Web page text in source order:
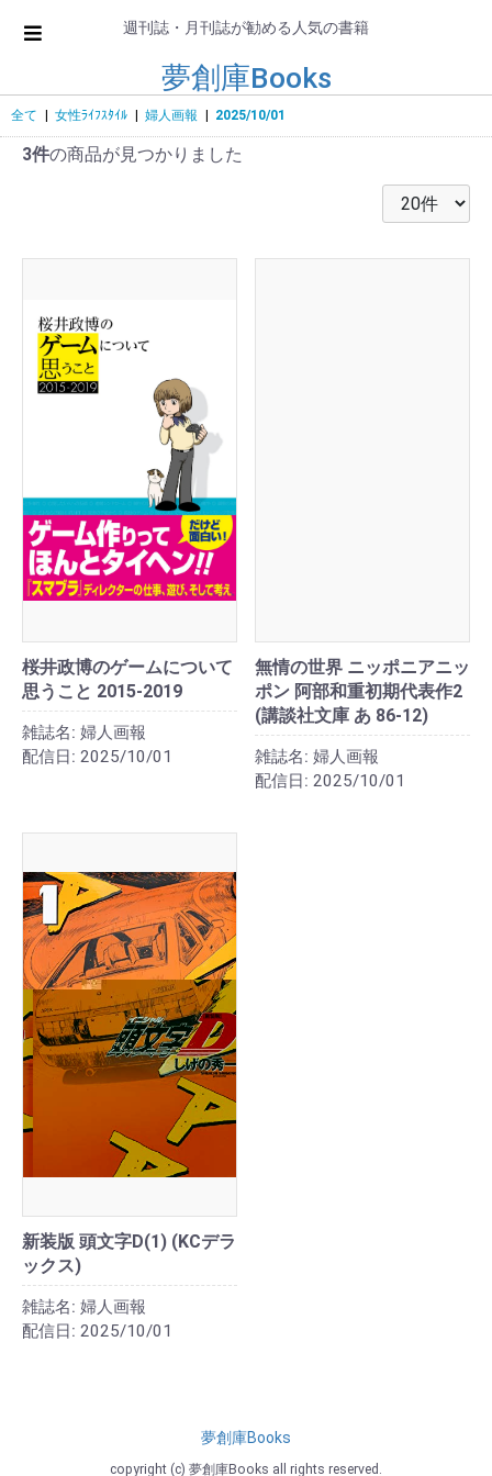
週刊誌・月刊誌が勧める人気の書籍
夢創庫Books
全て 女性ﾗｲﾌｽﾀｲﾙ 婦人画報 2025/10/01
3件の商品が見つかりました
桜井政博のゲームについて
思うこと 2015-2019
雑誌名: 婦人画報
配信日: 2025/10/01
無情の世界 ニッポニアニッ
ポン 阿部和重初期代表作2
(講談社文庫 あ 86-12)
雑誌名: 婦人画報
配信日: 2025/10/01
新装版 頭文字D(1) (KCデラ
ックス)
雑誌名: 婦人画報
配信日: 2025/10/01
夢創庫Books
copyright (c) 夢創庫Books all rights reserved.